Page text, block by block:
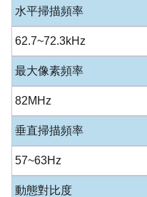
水平掃描頻率
62.7~72.3kHz
最大像素頻率
82MHz
垂直掃描頻率
57~63Hz
動態對比度